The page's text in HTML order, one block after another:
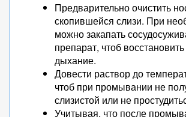
Предварительно очистить
скопившейся слизи. При
можно закапать
препарат, чтоб
дыхание.
Довести раствор до
чтоб при промывании не
слизистой или не
Учитывая, что после